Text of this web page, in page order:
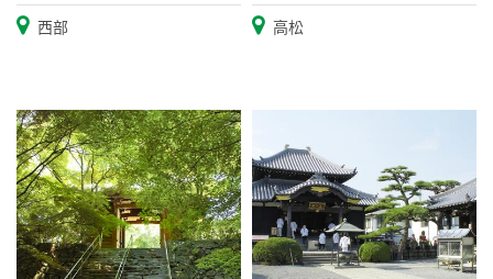
西部 高松